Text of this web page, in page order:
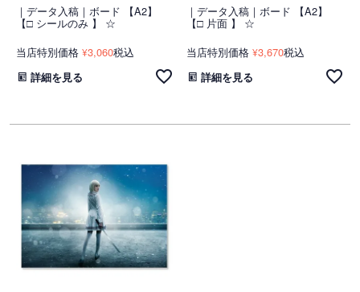
｜データ入稿｜ボード 【A2】
【□ シールのみ 】 ☆
当店特別価格 ¥3,060税込
詳細を見る
｜データ入稿｜ボード 【A2】
【□ 片面 】 ☆
当店特別価格 ¥3,670税込
詳細を見る